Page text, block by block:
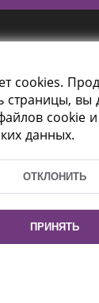
116
368 37 37,
cookies.
страницы, вы
cookie и
данных.
ОТКЛОНИТЬ
ПРИНЯТЬ